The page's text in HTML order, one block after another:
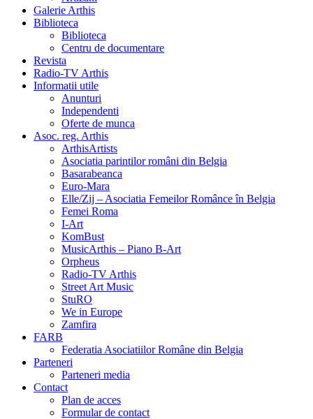
Galerie Arthis
Biblioteca
Biblioteca
Centru de documentare
Revista
Radio-TV Arthis
Informatii utile
Anunturi
Independenti
Oferte de munca
Asoc. reg. Arthis
ArthisArtists
Asociatia parintilor români din Belgia
Basarabeanca
Euro-Mara
Elle/Zij – Asociatia Femeilor Românce în Belgia
Femei Roma
I-Art
KomBust
MusicArthis – Piano B-Art
Orpheus
Radio-TV Arthis
Street Art Music
StuRO
We in Europe
Zamfira
FARB
Federatia Asociatiilor Române din Belgia
Parteneri
Parteneri media
Contact
Plan de acces
Formular de contact